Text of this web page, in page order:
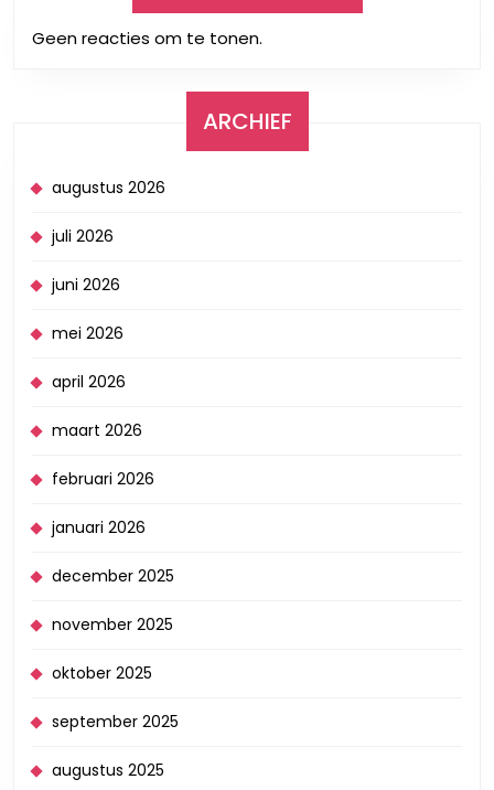
Geen reacties om te tonen.
ARCHIEF
augustus 2026
juli 2026
juni 2026
mei 2026
april 2026
maart 2026
februari 2026
januari 2026
december 2025
november 2025
oktober 2025
september 2025
augustus 2025